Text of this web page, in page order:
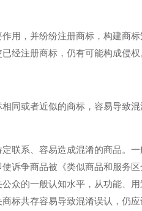
用，并纷纷注册商标，构建商
经注册商标，仍有可能构成侵权
同或者近似的商标，容易导致
联系、容易造成混淆的商品。
诉争商品被《类似商品和服务
众的一般认知水平，从功能、
标共存容易导致混淆误认，仍应